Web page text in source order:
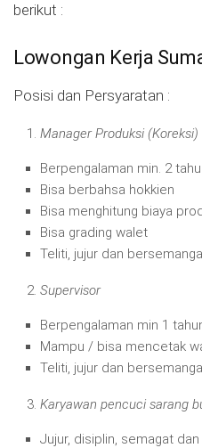
berikut :
Lowongan Kerja
Posisi dan Persyaratan :
Manager Produksi (Koreksi)
Berpengalaman min. 2
Bisa berbahsa hokkien
Bisa menghitung biaya
Bisa grading walet
Teliti, jujur dan
Supervisor
Berpengalaman min 1
Mampu / bisa mencetak
Teliti, jujur dan
Karyawan pencuci sarang
Jujur, disiplin, semagat